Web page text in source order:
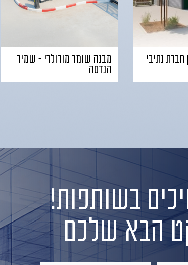
נתיבי
מבנה שומר מודולרי – שמיר
הנדסה
בשותפות!
הבא שלכם